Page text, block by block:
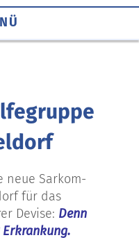
neue Sarkom-
für das
Devise: Denn